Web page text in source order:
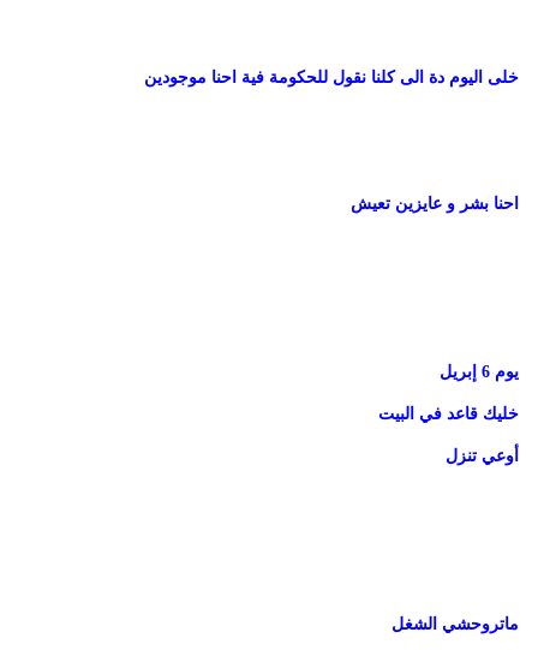
خلى اليوم دة الى كلنا نقول للحكومة فية احنا موجودين
احنا بشر و عايزين تعيش
يوم 6 إبريل
خليك قاعد في البيت
أوعي تنزل
ماتروحشي الشغل